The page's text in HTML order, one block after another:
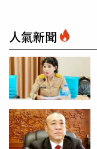
人氣新聞